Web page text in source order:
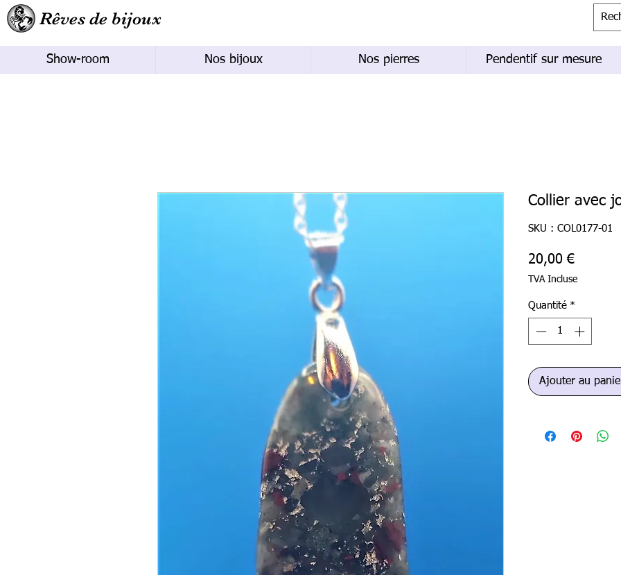
Rêves de bijoux
Show-room Nos bijoux Nos pierres Pendentif sur mesure
Collier avec
SKU : COL0177-01
20,00 €Prix
TVA Incluse
Quantité *
Ajouter au